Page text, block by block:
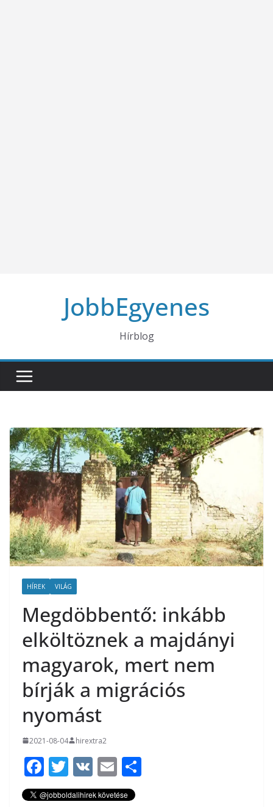
JobbEgyenes
Hírblog
HÍREK VILÁG
Megdöbbentő: inkább
elköltöznek a majdányi
magyarok, mert nem
bírják a migrációs
nyomást
2021-08-04 hirextra2
F
ac
T
w
V
K
E
m